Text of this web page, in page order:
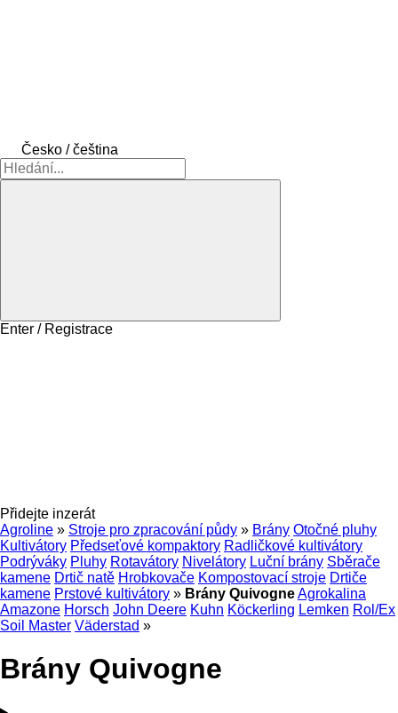
Česko / čeština
Enter / Registrace
Přidejte inzerát
Agroline » Stroje pro zpracování půdy » Brány Otočné pluhy
Kultivátory Předseťové kompaktory Radličkové kultivátory
Podrýváky Pluhy Rotavátory Nivelátory Luční brány Sběrače
kamene Drtič natě Hrobkovače Kompostovací stroje Drtiče
kamene Prstové kultivátory » Brány QuivogneAgrokalina
Amazone Horsch John Deere Kuhn Köckerling Lemken Rol/Ex
Soil Master Väderstad »
Brány Quivogne